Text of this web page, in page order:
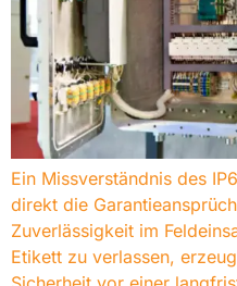
Ein Missverständnis des
direkt die
Zuverlässigkeit im
Etikett zu verlassen,